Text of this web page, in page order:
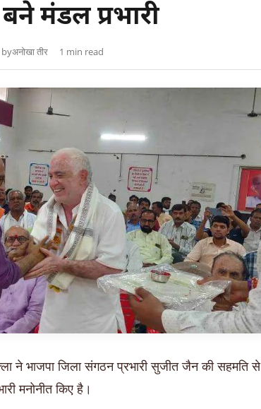
मंडल प्रभारी
byअनोखा तीर 1 min read
ने भाजपा जिला संगठन प्रभारी सुजीत जैन की सहमति से
मनोनीत किए है।